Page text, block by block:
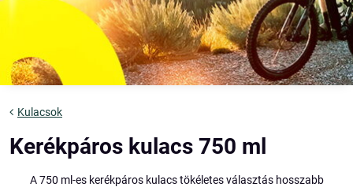
Kulacsok
Kerékpáros kulacs 750 ml
A 750 ml-es kerékpáros kulacs tökéletes választás hosszabb